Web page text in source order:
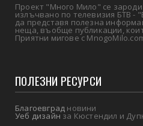
Проект "Много Мило" се
излъчвано по телевизия БТВ -
да представя полезна
неща, въобще публикации,
Приятни мигове с
ПОЛЕЗНИ РЕСУРСИ
Благоевград новини
Уеб дизайнза Кюстендил и